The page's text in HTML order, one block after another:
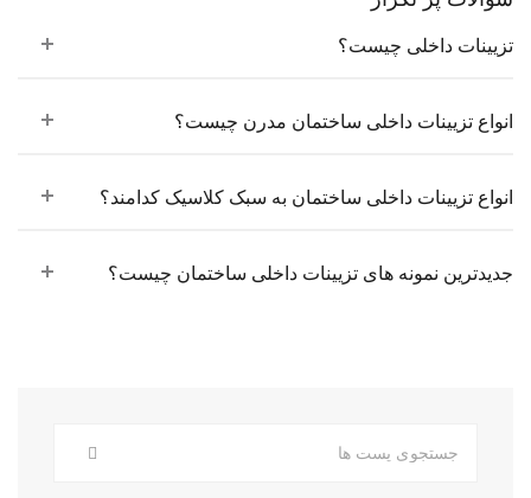
تزیینات داخلی چیست؟
انواع تزیینات داخلی ساختمان مدرن چیست؟
انواع تزیینات داخلی ساختمان به سبک کلاسیک کدامند؟
جدیدترین نمونه های تزیینات داخلی ساختمان چیست؟